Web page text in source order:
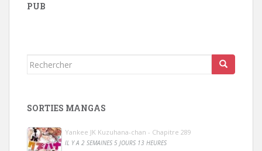
PUB
Rechercher...
SORTIES MANGAS
Yankee JK Kuzuhana-chan - Chapitre 289
IL Y A 2 SEMAINES 5 JOURS 13 HEURES